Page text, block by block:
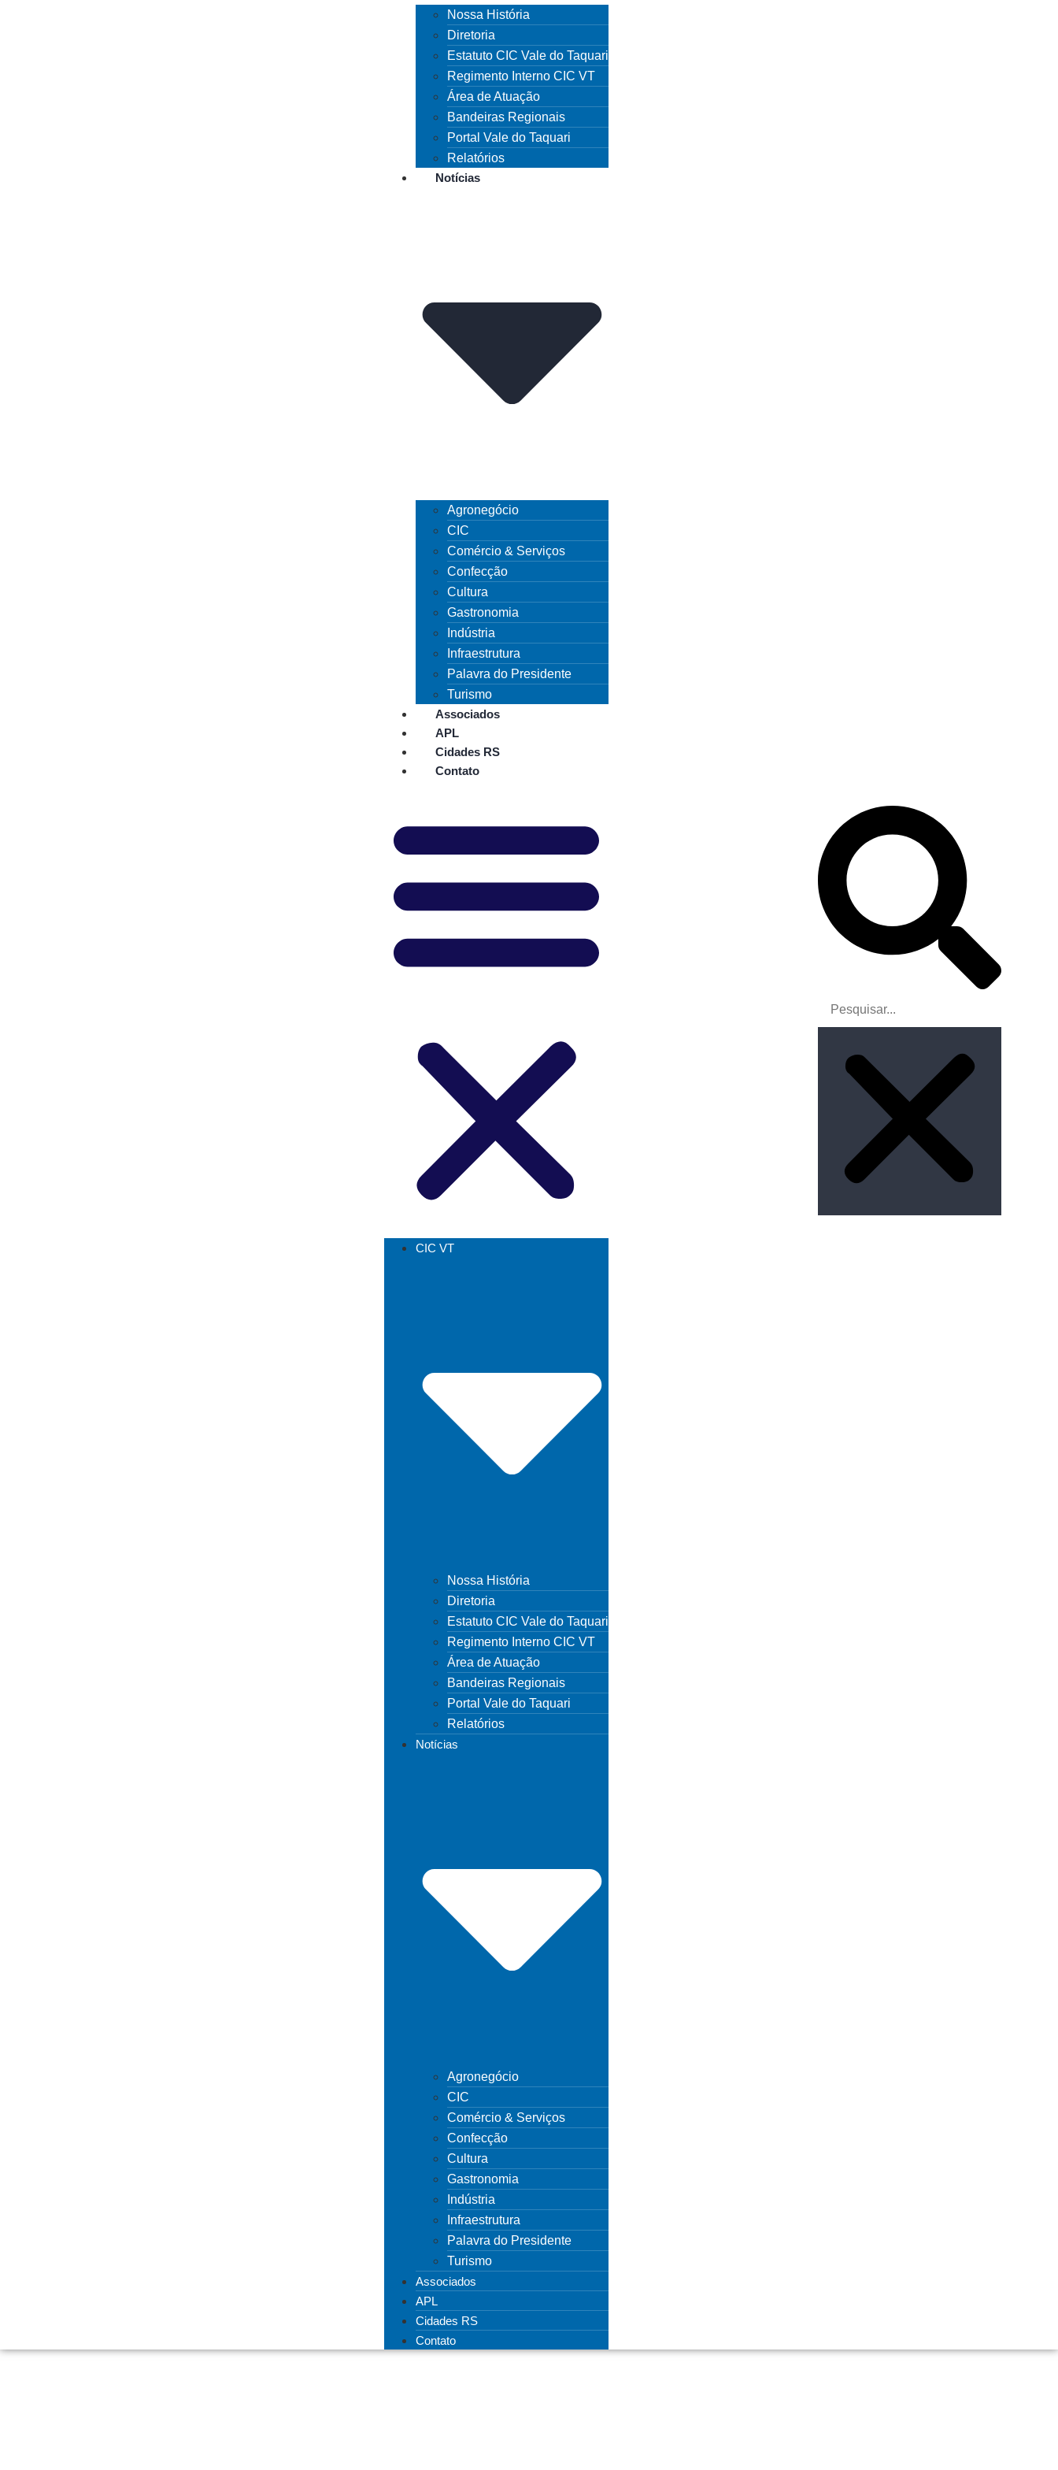
Nossa História
Diretoria
Estatuto CIC Vale do Taquari
Regimento Interno CIC VT
Área de Atuação
Bandeiras Regionais
Portal Vale do Taquari
Relatórios
Notícias
Agronegócio
CIC
Comércio & Serviços
Confecção
Cultura
Gastronomia
Indústria
Infraestrutura
Palavra do Presidente
Turismo
Associados
APL
Cidades RS
Contato
CIC VT
Nossa História
Diretoria
Estatuto CIC Vale do Taquari
Regimento Interno CIC VT
Área de Atuação
Bandeiras Regionais
Portal Vale do Taquari
Relatórios
Notícias
Agronegócio
CIC
Comércio & Serviços
Confecção
Cultura
Gastronomia
Indústria
Infraestrutura
Palavra do Presidente
Turismo
Associados
APL
Cidades RS
Contato